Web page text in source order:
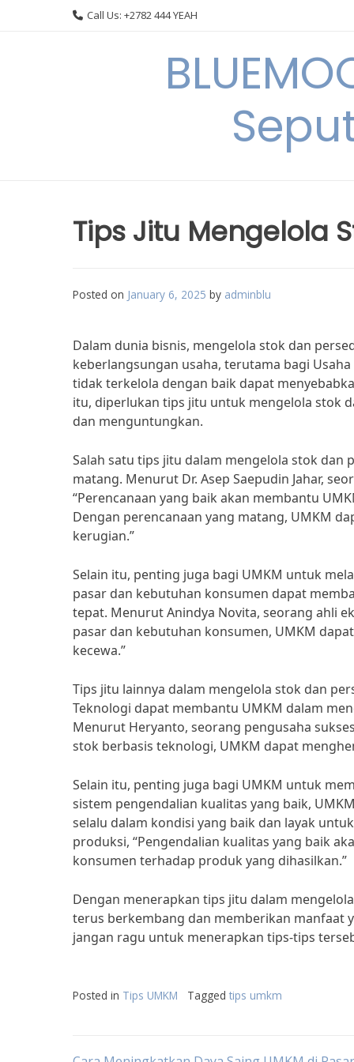
Call Us: +2782 444 YEAH
Tips Jitu Mengelola
Posted on January 6, 2025 by adminblu
Dalam dunia bisnis, mengelola stok dan
keberlangsungan usaha, terutama bagi
tidak terkelola dengan baik dapat
itu, diperlukan tips jitu untuk mengelola stok
dan menguntungkan.
Salah satu tips jitu dalam mengelola stok dan
matang. Menurut Dr. Asep Saepudin Jahar,
“Perencanaan yang baik akan membantu
Dengan perencanaan yang matang, UMKM
kerugian.”
Selain itu, penting juga bagi UMKM untuk
pasar dan kebutuhan konsumen dapat
tepat. Menurut Anindya Novita, seorang ahli
pasar dan kebutuhan konsumen, UMKM
kecewa.”
Tips jitu lainnya dalam mengelola stok dan
Teknologi dapat membantu UMKM dalam
Menurut Heryanto, seorang pengusaha
stok berbasis teknologi, UMKM dapat
Selain itu, penting juga bagi UMKM untuk
sistem pengendalian kualitas yang baik,
selalu dalam kondisi yang baik dan layak
produksi, “Pengendalian kualitas yang baik
konsumen terhadap produk yang dihasilkan.”
Dengan menerapkan tips jitu dalam
terus berkembang dan memberikan manfaat
jangan ragu untuk menerapkan tips-tips
Posted in Tips UMKM Tagged tips umkm